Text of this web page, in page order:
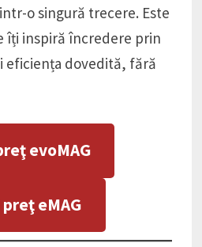
o singură trecere. Este
îți inspiră încredere prin
eficiența dovedită, fără
evoMAG
eMAG